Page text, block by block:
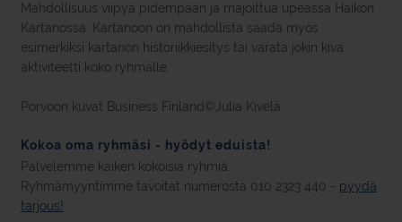
Mahdollisuus viipyä pidempään ja majoittua upeassa Haikon
Kartanossa. Kartanoon on mahdollista saada myös
esimerkiksi kartanon historiikkiesitys tai varata jokin kiva
aktiviteetti koko ryhmälle.
Porvoon kuvat Business Finland©Julia Kivelä.
Kokoa oma ryhmäsi - hyödyt eduista!
Palvelemme kaiken kokoisia ryhmiä.
Ryhmämyyntimme tavoitat numerosta 010 2323 440 - pyydä
tarjous!